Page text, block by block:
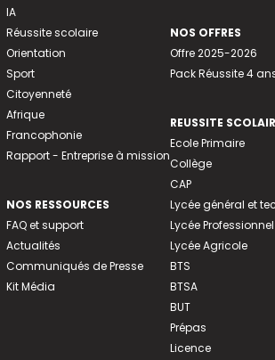
IA
Réussite scolaire
Orientation
Sport
Citoyenneté
Afrique
Francophonie
Rapport - Entreprise à mission
NOS RESSOURCES
FAQ et support
Actualités
Communiqués de Presse
Kit Média
NOS OFFRES
Offre 2025-2026
Pack Réussite 4
REUSSITE
Ecole Primaire
Collège
CAP
Lycée général et
Lycée Professionnel
Lycée Agricole
BTS
BTSA
BUT
Prépas
Licence